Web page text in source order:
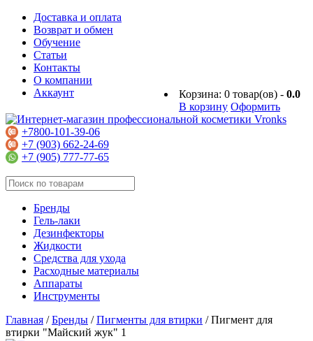
Доставка и оплата
Возврат и обмен
Обучение
Статьи
Контакты
О компании
Корзина: 0 товар(ов) - 0.0
В корзину Оформить
Аккаунт
+7800-101-39-06
+7 (903) 662-24-69
+7 (905) 777-77-65
Бренды
Гель-лаки
Дезинфекторы
Жидкости
Средства для ухода
Расходные материалы
Аппараты
Инструменты
Главная /Бренды /Пигменты для втирки /Пигмент для
втирки "Майский жук" 1